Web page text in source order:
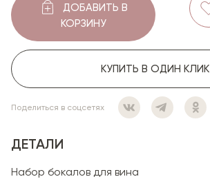
ДОБАВИТЬ В
КОРЗИНУ
КУПИТЬ В ОДИН КЛИК
Поделиться в соцсетях
ДЕТАЛИ
Набор бокалов для вина